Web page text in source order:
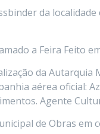
da
a Feira Feito
da
aérea oficial:
Agente
de Obras